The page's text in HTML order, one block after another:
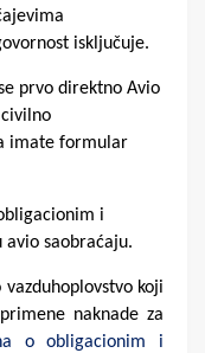
isključuje.
prvo direktno Avio
imate formular
i
avio saobraćaju.
koji
naknade za
o obligacionim i